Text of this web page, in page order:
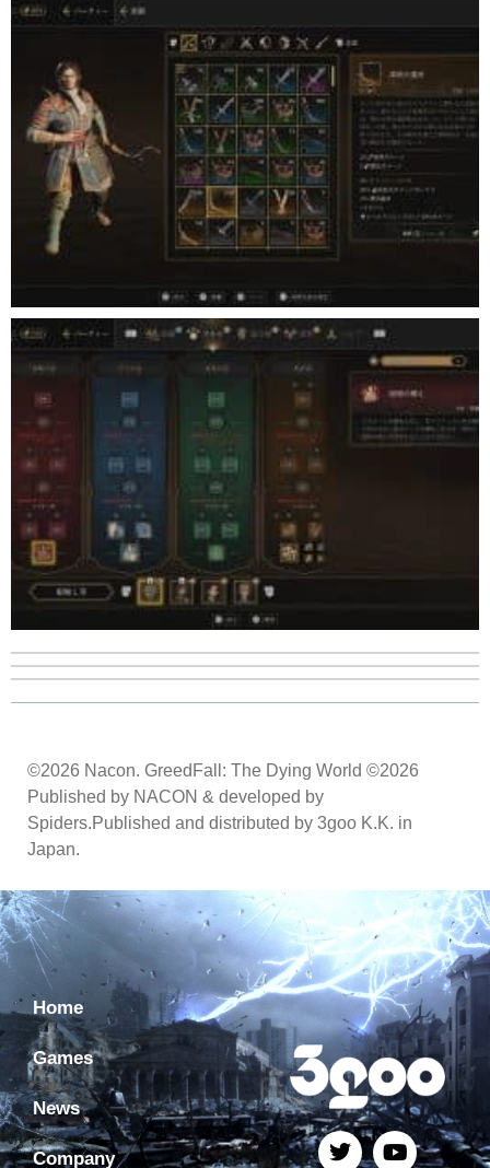
©2026 Nacon. GreedFall: The Dying World ©2026
Published by NACON & developed by
Spiders.Published and distributed by 3goo K.K. in
Japan.
Home
Games
News
Company